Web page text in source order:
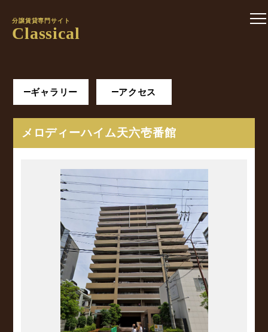
分譲賃貸専門サイト
Classical
ギャラリー アクセス
メロディーハイム天六壱番館